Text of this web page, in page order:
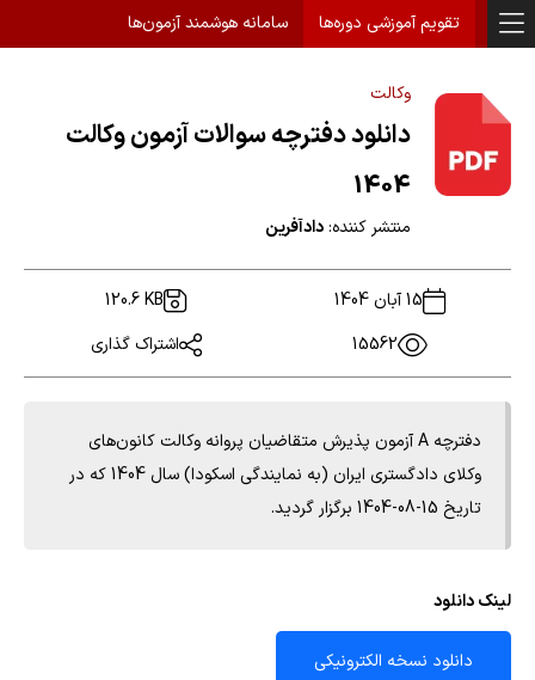
تقویم آموزشی دوره‌ها سامانه هوشمند آزمون‌ها
دانلود دفترچه سوالات آزمون وکالت
1404
منتشر کننده:دادآفرین
وکالت
15 آبان 1404
120.6 KB
15562
اشتراک گذاری
دفترچه A آزمون پذیرش متقاضیان پروانه وکالت کانون‌های
وکلای دادگستری ایران (به نمایندگی اسکودا) سال 1404 که در
تاریخ 15-08-1404 برگزار گردید.
لینک دانلود
دانلود نسخه الکترونیکی